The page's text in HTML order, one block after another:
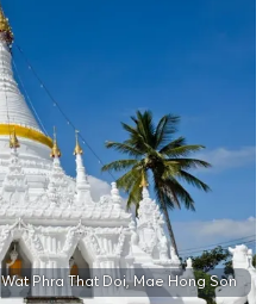
Wat Phra That Doi, Mae Hong Son